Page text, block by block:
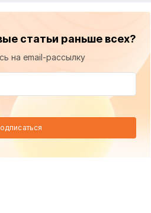
статьи раньше всех?
на email-рассылку